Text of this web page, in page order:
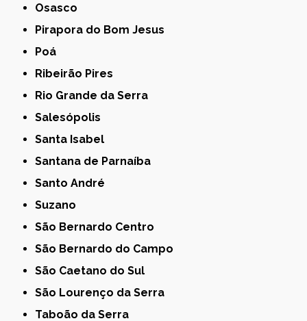
Osasco
Pirapora do Bom Jesus
Poá
Ribeirão Pires
Rio Grande da Serra
Salesópolis
Santa Isabel
Santana de Parnaíba
Santo André
Suzano
São Bernardo Centro
São Bernardo do Campo
São Caetano do Sul
São Lourenço da Serra
Taboão da Serra